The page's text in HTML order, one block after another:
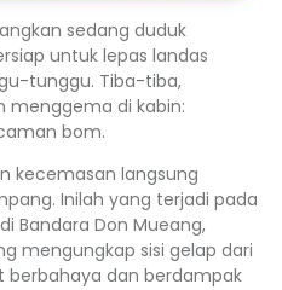
sedang duduk
untuk lepas landas
tunggu. Tiba-tiba,
di kabin:
bom.
kecemasan langsung
Inilah yang terjadi pada
Bandara Don Mueang,
mengungkap sisi gelap dari
berbahaya dan berdampak